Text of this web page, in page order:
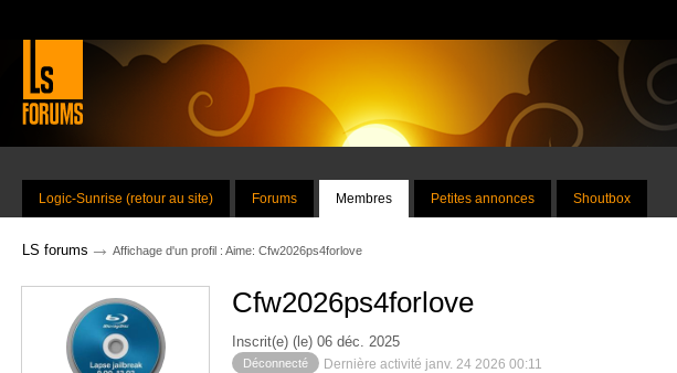
Logic-Sunrise (retour au site) Forums Membres Petites annonces Shoutbox
LS forums → Affichage d'un profil : Aime: Cfw2026ps4forlove
Cfw2026ps4forlove
Inscrit(e) (le) 06 déc. 2025
Déconnecté Dernière activité janv. 24 2026 00:11